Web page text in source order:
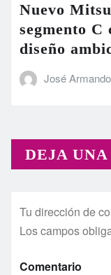
Nuevo
segmento
diseño
José
DEJA UNA
Tu dirección de
Los campos
Comentario